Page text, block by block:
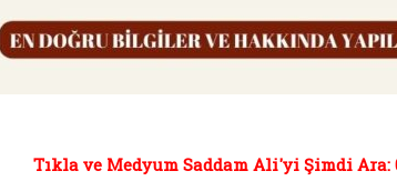
Tıkla ve Medyum Saddam Ali'yi Şimdi Ara: